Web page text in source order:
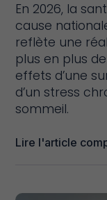
En 2026, la
cause
reflète une
plus en plus
effets d’une
d’un stress
sommeil.
Lire l'article